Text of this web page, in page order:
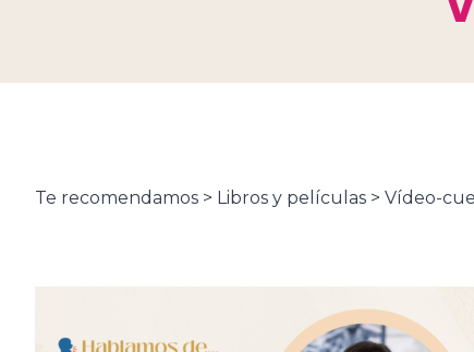
Te recomendamos > Libros y películas > Vídeo-